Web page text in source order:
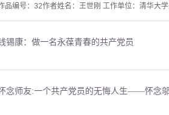
品编号：32作者姓名：王世刚 工作单位：清华大
锡康：做一名永葆青春的共产党员
念师友:一个共产党员的无悔人生——怀念